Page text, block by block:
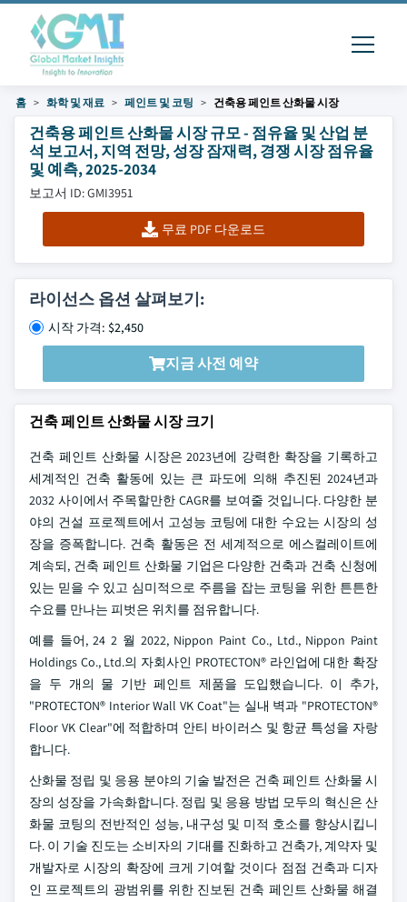
홈 화학 및 재료 페인트 및 코팅 건축용 페인트 산화물 시장
건축용 페인트 산화물 시장 규모 - 점유율 및 산업 분
석 보고서, 지역 전망, 성장 잠재력, 경쟁 시장 점유율
및 예측, 2025-2034
보고서 ID: GMI3951
무료 PDF 다운로드
라이선스 옵션 살펴보기:
시작 가격: $2,450
지금 사전 예약
건축 페인트 산화물 시장 크기
건축 페인트 산화물 시장은 2023년에 강력한 확장을 기록하고
세계적인 건축 활동에 있는 큰 파도에 의해 추진된 2024년과
2032 사이에서 주목할만한 CAGR를 보여줄 것입니다. 다양한 분
야의 건설 프로젝트에서 고성능 코팅에 대한 수요는 시장의 성
장을 증폭합니다. 건축 활동은 전 세계적으로 에스컬레이트에
계속되, 건축 페인트 산화물 기업은 다양한 건축과 건축 신청에
있는 믿을 수 있고 심미적으로 주름을 잡는 코팅을 위한 튼튼한
수요를 만나는 피벗은 위치를 점유합니다.
예를 들어, 24 2 월 2022, Nippon Paint Co., Ltd., Nippon Paint
Holdings Co., Ltd.의 자회사인 PROTECTON® 라인업에 대한 확장
을 두 개의 물 기반 페인트 제품을 도입했습니다. 이 추가,
"PROTECTON® Interior Wall VK Coat"는 실내 벽과 "PROTECTON®
Floor VK Clear"에 적합하며 안티 바이러스 및 항균 특성을 자랑
합니다.
산화물 정립 및 응용 분야의 기술 발전은 건축 페인트 산화물 시
장의 성장을 가속화합니다. 정립 및 응용 방법 모두의 혁신은 산
화물 코팅의 전반적인 성능, 내구성 및 미적 호소를 향상시킵니
다. 이 기술 진도는 소비자의 기대를 진화하고 건축가, 계약자 및
개발자로 시장의 확장에 크게 기여할 것이다 점점 건축과 디자
인 프로젝트의 광범위를 위한 진보된 건축 페인트 산화물 해결